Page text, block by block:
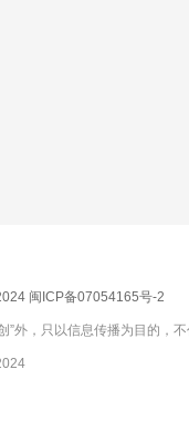
闽ICP备07054165号-2
”外，只以信息传播为目的，